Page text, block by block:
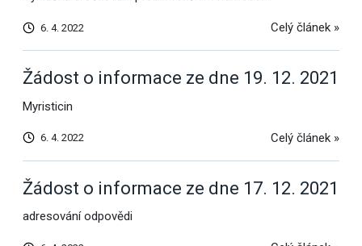
6. 4. 2022 Celý článek »
Žádost o informace ze dne 19. 12. 2021
Myristicin
6. 4. 2022 Celý článek »
Žádost o informace ze dne 17. 12. 2021
adresování odpovědi